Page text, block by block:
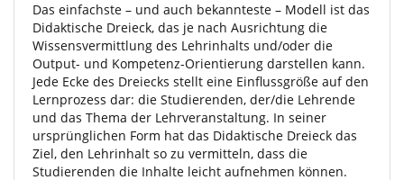
Das einfachste – und auch bekannteste – Modell ist das
Didaktische Dreieck, das je nach Ausrichtung die
Wissensvermittlung des Lehrinhalts und/oder die
Output- und Kompetenz-Orientierung darstellen kann.
Jede Ecke des Dreiecks stellt eine Einflussgröße auf den
Lernprozess dar: die Studierenden, der/die Lehrende
und das Thema der Lehrveranstaltung. In seiner
ursprünglichen Form hat das Didaktische Dreieck das
Ziel, den Lehrinhalt so zu vermitteln, dass die
Studierenden die Inhalte leicht aufnehmen können.